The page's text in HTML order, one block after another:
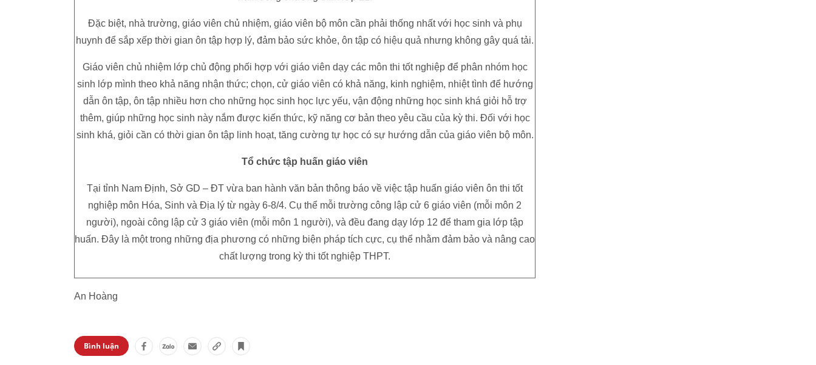
Đặc biệt, nhà trường, giáo viên chủ nhiệm, giáo viên bộ môn cần phải thống nhất với học sinh và phụ
huynh để sắp xếp thời gian ôn tập hợp lý, đảm bảo sức khỏe, ôn tập có hiệu quả nhưng không gây quá tải.
Giáo viên chủ nhiệm lớp chủ động phối hợp với giáo viên dạy các môn thi tốt nghiệp để phân nhóm học
sinh lớp mình theo khả năng nhận thức; chọn, cử giáo viên có khả năng, kinh nghiệm, nhiệt tình để hướng
dẫn ôn tập, ôn tập nhiều hơn cho những học sinh học lực yếu, vận động những học sinh khá giỏi hỗ trợ
thêm, giúp những học sinh này nắm được kiến thức, kỹ năng cơ bản theo yêu cầu của kỳ thi. Đối với học
sinh khá, giỏi cần có thời gian ôn tập linh hoạt, tăng cường tự học có sự hướng dẫn của giáo viên bộ môn.
Tổ chức tập huấn giáo viên
Tại tỉnh Nam Định, Sở GD – ĐT vừa ban hành văn bản thông báo về việc tập huấn giáo viên ôn thi tốt
nghiệp môn Hóa, Sinh và Địa lý từ ngày 6-8/4. Cụ thể mỗi trường công lập cử 6 giáo viên (mỗi môn 2
người), ngoài công lập cử 3 giáo viên (mỗi môn 1 người), và đều đang dạy lớp 12 để tham gia lớp tập
huấn. Đây là một trong những địa phương có những biện pháp tích cực, cụ thể nhằm đảm bảo và nâng cao
chất lượng trong kỳ thi tốt nghiệp THPT.
An Hoàng
Bình luận